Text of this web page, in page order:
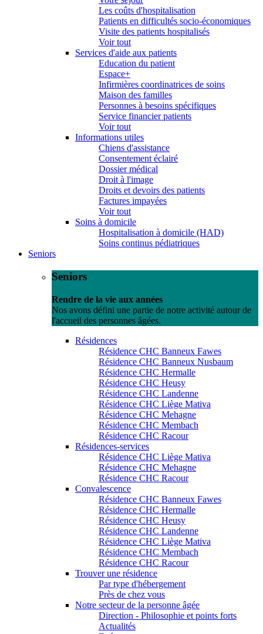
Les coûts d'hospitalisation
Patients en difficultés socio-économiques
Visite des patients hospitalisés
Voir tout
Services d'aide aux patients
Education du patient
Espace+
Infirmières coordinatrices de soins
Maison des familles
Personnes à besoins spécifiques
Service financier patients
Voir tout
Informations utiles
Chiens d'assistance
Consentement éclairé
Dossier médical
Droit à l'image
Droits et devoirs des patients
Factures impayées
Voir tout
Soins à domicile
Hospitalisation à domicile (HAD)
Soins continus pédiatriques
Seniors
Seniors
Rendre de la vie aux années
Nos avons défini une partie de notre activité autour de
l'accueil des personnes âgées.
Résidences
Résidence CHC Banneux Fawes
Résidence CHC Banneux Nusbaum
Résidence CHC Hermalle
Résidence CHC Heusy
Résidence CHC Landenne
Résidence CHC Liège Mativa
Résidence CHC Mehagne
Résidence CHC Membach
Résidence CHC Racour
Résidences-services
Résidence CHC Liège Mativa
Résidence CHC Mehagne
Résidence CHC Racour
Convalescence
Résidence CHC Banneux Fawes
Résidence CHC Hermalle
Résidence CHC Heusy
Résidence CHC Landenne
Résidence CHC Liège Mativa
Résidence CHC Membach
Résidence CHC Racour
Trouver une résidence
Par type d'hébergement
Près de chez vous
Notre secteur de la personne âgée
Direction - Philosophie et points forts
Actualités